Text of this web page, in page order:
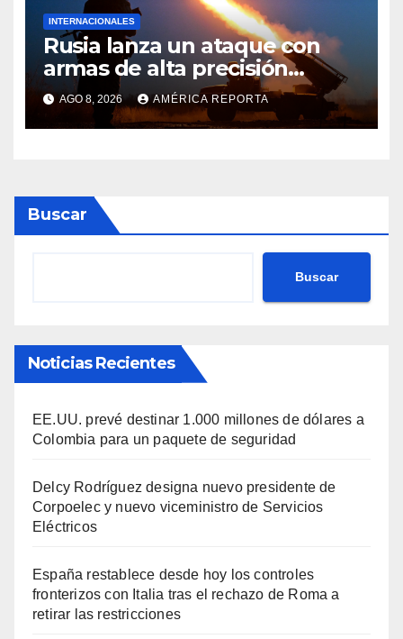
INTERNACIONALES
Rusia lanza un ataque con
armas de alta precisión
contra la industria militar en
Kiev
AGO 8, 2026 AMÉRICA REPORTA
Buscar
Buscar
Noticias Recientes
EE.UU. prevé destinar 1.000 millones de dólares a
Colombia para un paquete de seguridad
Delcy Rodríguez designa nuevo presidente de
Corpoelec y nuevo viceministro de Servicios
Eléctricos
España restablece desde hoy los controles
fronterizos con Italia tras el rechazo de Roma a
retirar las restricciones